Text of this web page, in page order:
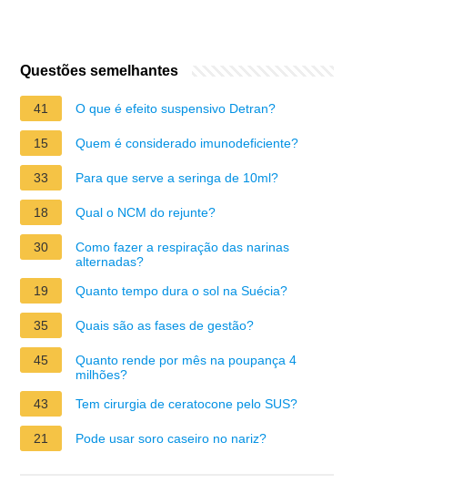
Questões semelhantes
41 O que é efeito suspensivo Detran?
15 Quem é considerado imunodeficiente?
33 Para que serve a seringa de 10ml?
18 Qual o NCM do rejunte?
30
Como fazer a respiração das narinas
alternadas?
19
Quanto tempo dura o sol na Suécia?
35 Quais são as fases de gestão?
45
Quanto rende por mês na poupança 4
milhões?
43
Tem cirurgia de ceratocone pelo SUS?
21 Pode usar soro caseiro no nariz?